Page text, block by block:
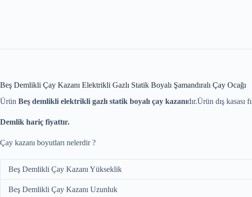
Beş Demlikli Çay Kazanı Elektrikli Gazlı Statik Boyalı Şamandıralı Çay Ocağı
Ürün Beş demlikli elektrikli gazlı statik boyalı çay kazanıdır.Ürün dış
Demlik hariç fiyattır.
Çay kazanı boyutları nelerdir ?
Beş Demlikli Çay Kazanı Yükseklik
Beş Demlikli Çay Kazanı Uzunluk